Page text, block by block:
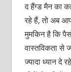
द हैंग्‍ड मैन का
रहे हैं, तो अब
मुमकिन है कि
वास्‍तविकता से
ज्‍यादा ध्‍यान दे